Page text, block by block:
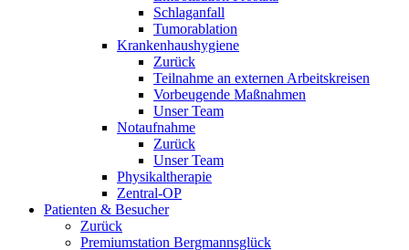
Schlaganfall
Tumorablation
Krankenhaushygiene
Zurück
Teilnahme an externen Arbeitskreisen
Vorbeugende Maßnahmen
Unser Team
Notaufnahme
Zurück
Unser Team
Physikaltherapie
Zentral-OP
Patienten & Besucher
Zurück
Premiumstation Bergmannsglück